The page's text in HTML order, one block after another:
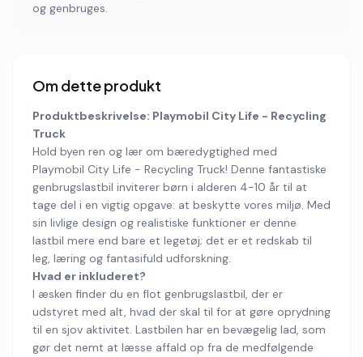
og genbruges.
Om dette produkt
Produktbeskrivelse: Playmobil City Life - Recycling
Truck
Hold byen ren og lær om bæredygtighed med
Playmobil City Life - Recycling Truck! Denne fantastiske
genbrugslastbil inviterer børn i alderen 4-10 år til at
tage del i en vigtig opgave: at beskytte vores miljø. Med
sin livlige design og realistiske funktioner er denne
lastbil mere end bare et legetøj; det er et redskab til
leg, læring og fantasifuld udforskning.
Hvad er inkluderet?
I æsken finder du en flot genbrugslastbil, der er
udstyret med alt, hvad der skal til for at gøre oprydning
til en sjov aktivitet. Lastbilen har en bevægelig lad, som
gør det nemt at læsse affald op fra de medfølgende